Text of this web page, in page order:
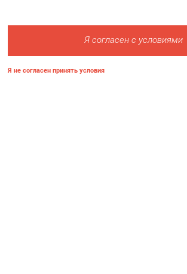
Я согласен с условиями
Я не согласен принять условия